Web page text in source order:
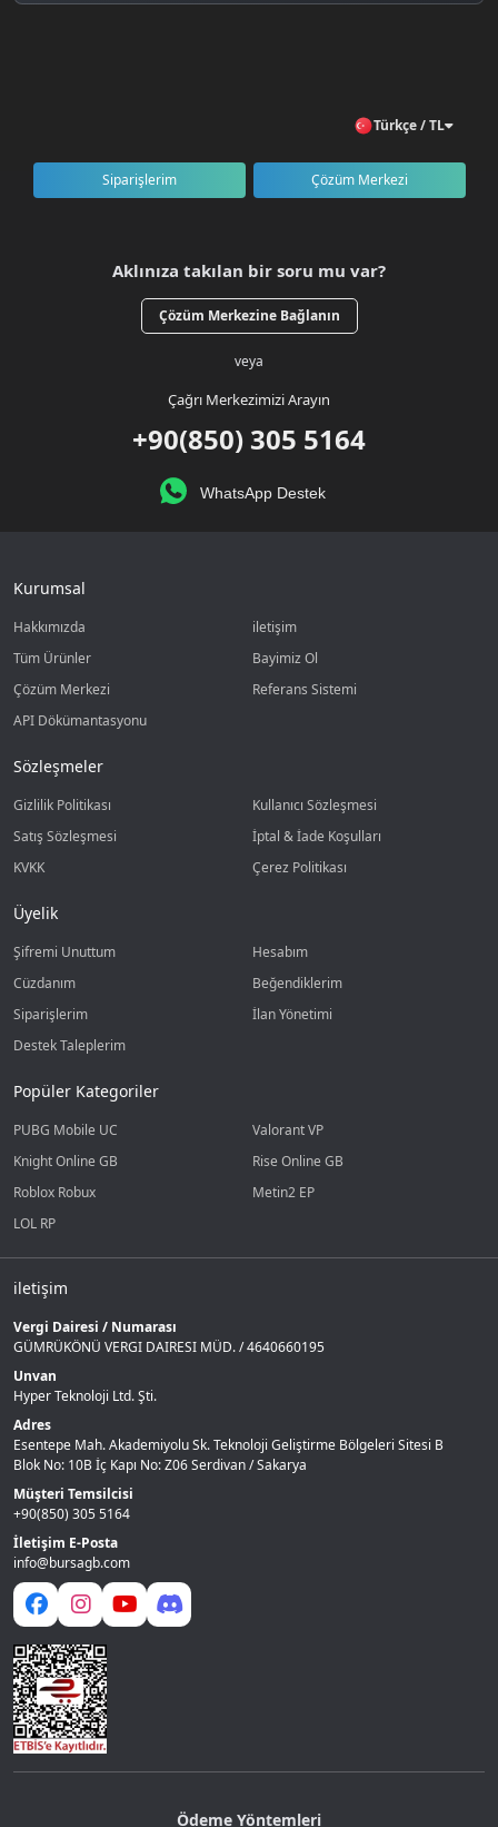
Türkçe / TL
Siparişlerim Çözüm Merkezi
Aklınıza takılan bir soru mu var?
Çözüm Merkezine Bağlanın
veya
Çağrı Merkezimizi Arayın
+90(850) 305 5164
WhatsApp Destek
Kurumsal
Hakkımızda
iletişim
Tüm Ürünler
Bayimiz Ol
Çözüm Merkezi
Referans Sistemi
API Dökümantasyonu
Sözleşmeler
Gizlilik Politikası
Kullanıcı Sözleşmesi
Satış Sözleşmesi
İptal & İade Koşulları
KVKK
Çerez Politikası
Üyelik
Şifremi Unuttum
Hesabım
Cüzdanım
Beğendiklerim
Siparişlerim
İlan Yönetimi
Destek Taleplerim
Popüler Kategoriler
PUBG Mobile UC
Valorant VP
Knight Online GB
Rise Online GB
Roblox Robux
Metin2 EP
LOL RP
iletişim
Vergi Dairesi / Numarası
GÜMRÜKÖNÜ VERGI DAIRESI MÜD. / 4640660195
Unvan
Hyper Teknoloji Ltd. Şti.
Adres
Esentepe Mah. Akademiyolu Sk. Teknoloji Geliştirme Bölgeleri Sitesi B
Blok No: 10B İç Kapı No: Z06 Serdivan / Sakarya
Müşteri Temsilcisi
+90(850) 305 5164
İletişim E-Posta
info@bursagb.com
Ödeme Yöntemleri